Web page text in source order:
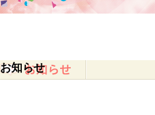
お知らせ